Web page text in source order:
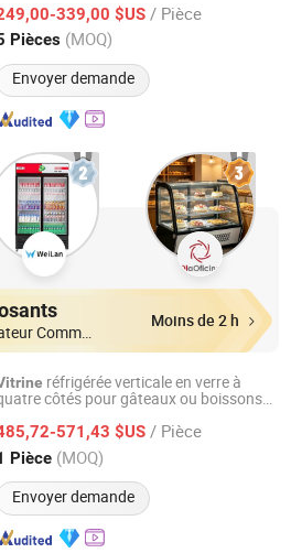
339,00 $US / Pièce
Pièces (MOQ)
Envoyer demande
Depuis 2026
en Congélateur & Réfrigérateur Commercial
Moins de 2 h
réfrigérée verticale en verre à
côtés pour gâteaux ou boissons
571,43 $US / Pièce
Pièce (MOQ)
Envoyer demande
Development Co., Ltd.
Depuis 2025